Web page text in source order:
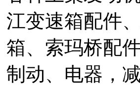
江变速箱配件
箱、索玛桥配
制动、电器，